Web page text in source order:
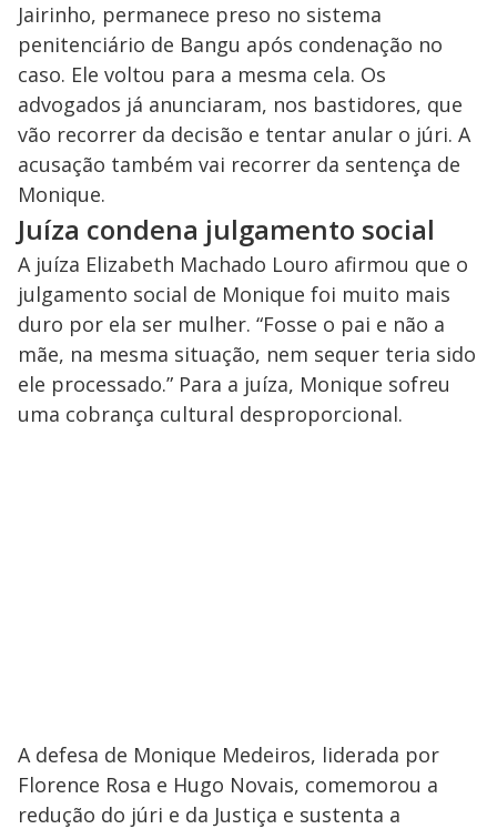
Jairinho, permanece preso no sistema
penitenciário de Bangu após condenação no
caso. Ele voltou para a mesma cela. Os
advogados já anunciaram, nos bastidores, que
vão recorrer da decisão e tentar anular o júri. A
acusação também vai recorrer da sentença de
Monique.
Juíza condena julgamento social
A juíza Elizabeth Machado Louro afirmou que o
julgamento social de Monique foi muito mais
duro por ela ser mulher. “Fosse o pai e não a
mãe, na mesma situação, nem sequer teria sido
ele processado.” Para a juíza, Monique sofreu
uma cobrança cultural desproporcional.
A defesa de Monique Medeiros, liderada por
Florence Rosa e Hugo Novais, comemorou a
redução do júri e da Justiça e sustenta a